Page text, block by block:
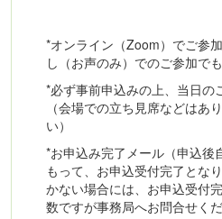
*オンライン（Zoom）でご参
し（お声のみ）でのご参加で
*必ず事前申込みの上、当日の
（会場での立ち見席などはあ
い）
*お申込み完了メール（申込後
もって、お申込受付完了とな
かない場合には、お申込受付
数ですが事務局へお問合せくだ